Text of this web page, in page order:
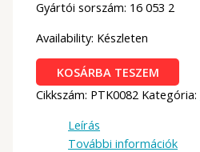
Gyártói sorszám: 16 053 2
Availability: Készleten
Ravensburger
1000
db
Álomlovak
KOSÁRBA TESZEM
Cikkszám: PTK0082 Kategória:
Leírás
További információk